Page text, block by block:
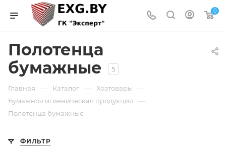
0
Полотенца
бумажные
5
Главная — Каталог — Хозтовары —
Бумажно-гигиеническая продукция —
Полотенца бумажные
ФИЛЬТР